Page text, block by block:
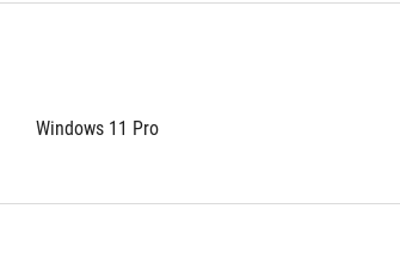
Windows 11 Pro